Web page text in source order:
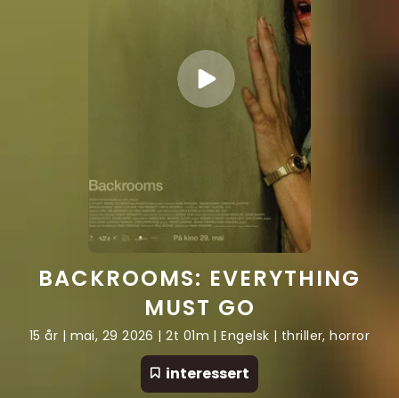
BACKROOMS: EVERYTHING
MUST GO
15 år | mai, 29 2026 | 2t 01m | Engelsk | thriller, horror
interessert